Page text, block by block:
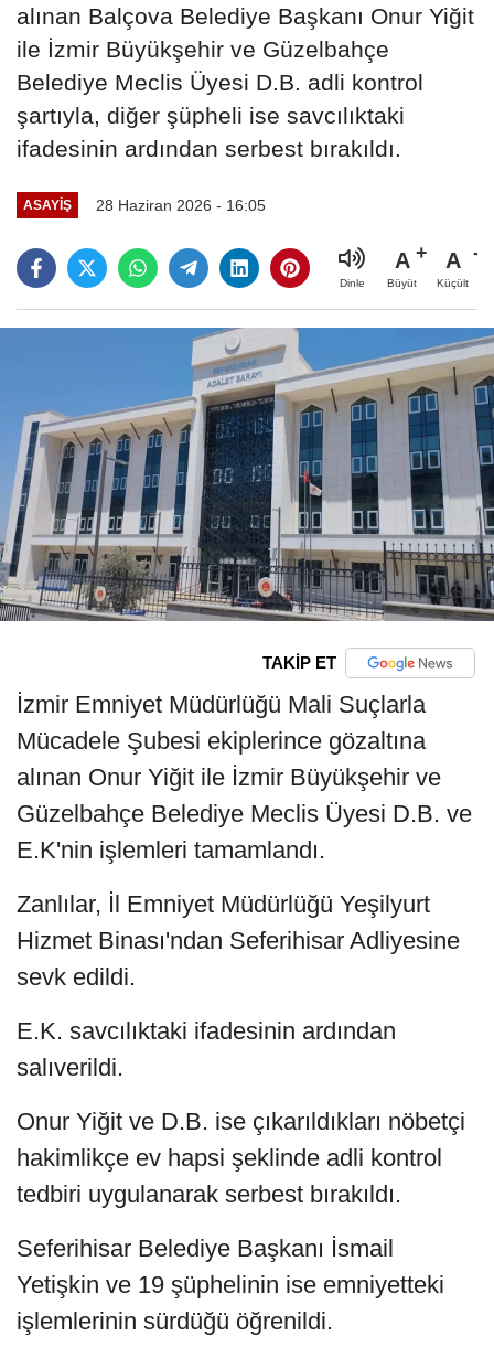
alınan Balçova Belediye Başkanı Onur Yiğit
ile İzmir Büyükşehir ve Güzelbahçe
Belediye Meclis Üyesi D.B. adli kontrol
şartıyla, diğer şüpheli ise savcılıktaki
ifadesinin ardından serbest bırakıldı.
ASAYIŞ 28 Haziran 2026 - 16:05
Dinle
A
Büyüt
A
Küçült
TAKİP ET
İzmir Emniyet Müdürlüğü Mali Suçlarla
Mücadele Şubesi ekiplerince gözaltına
alınan Onur Yiğit ile İzmir Büyükşehir ve
Güzelbahçe Belediye Meclis Üyesi D.B. ve
E.K'nin işlemleri tamamlandı.
Zanlılar, İl Emniyet Müdürlüğü Yeşilyurt
Hizmet Binası'ndan Seferihisar Adliyesine
sevk edildi.
E.K. savcılıktaki ifadesinin ardından
salıverildi.
Onur Yiğit ve D.B. ise çıkarıldıkları nöbetçi
hakimlikçe ev hapsi şeklinde adli kontrol
tedbiri uygulanarak serbest bırakıldı.
Seferihisar Belediye Başkanı İsmail
Yetişkin ve 19 şüphelinin ise emniyetteki
işlemlerinin sürdüğü öğrenildi.